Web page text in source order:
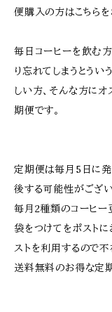
便購入の方はこちら
毎日コーヒーを飲む
り忘れてしまうとう
しい方、そんな方に
期便です。
定期便は毎月5日に発
後する可能性がござい
毎月2種類のコーヒー
袋をつけてをポストに
ストを利用するので
送料無料のお得な定